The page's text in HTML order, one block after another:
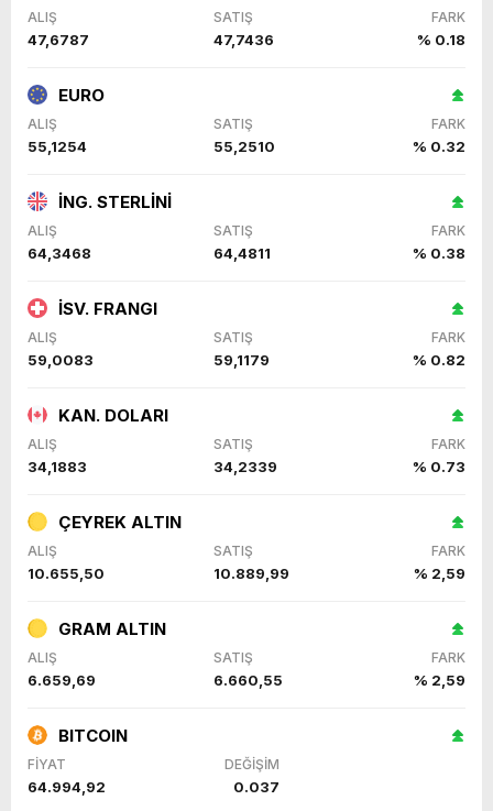
ALIŞ SATIŞ FARK
47,6787 47,7436 % 0.18
EURO
ALIŞ SATIŞ FARK
55,1254 55,2510 % 0.32
İNG. STERLİNİ
ALIŞ SATIŞ FARK
64,3468 64,4811 % 0.38
İSV. FRANGI
ALIŞ SATIŞ FARK
59,0083 59,1179 % 0.82
KAN. DOLARI
ALIŞ SATIŞ FARK
34,1883 34,2339 % 0.73
ÇEYREK ALTIN
ALIŞ SATIŞ FARK
10.655,50 10.889,99 % 2,59
GRAM ALTIN
ALIŞ SATIŞ FARK
6.659,69 6.660,55 % 2,59
BITCOIN
FİYAT DEĞİŞİM
64.994,92 0.037